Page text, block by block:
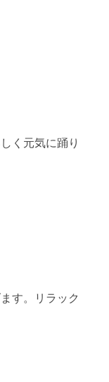
く元気に踊り
す。リラック